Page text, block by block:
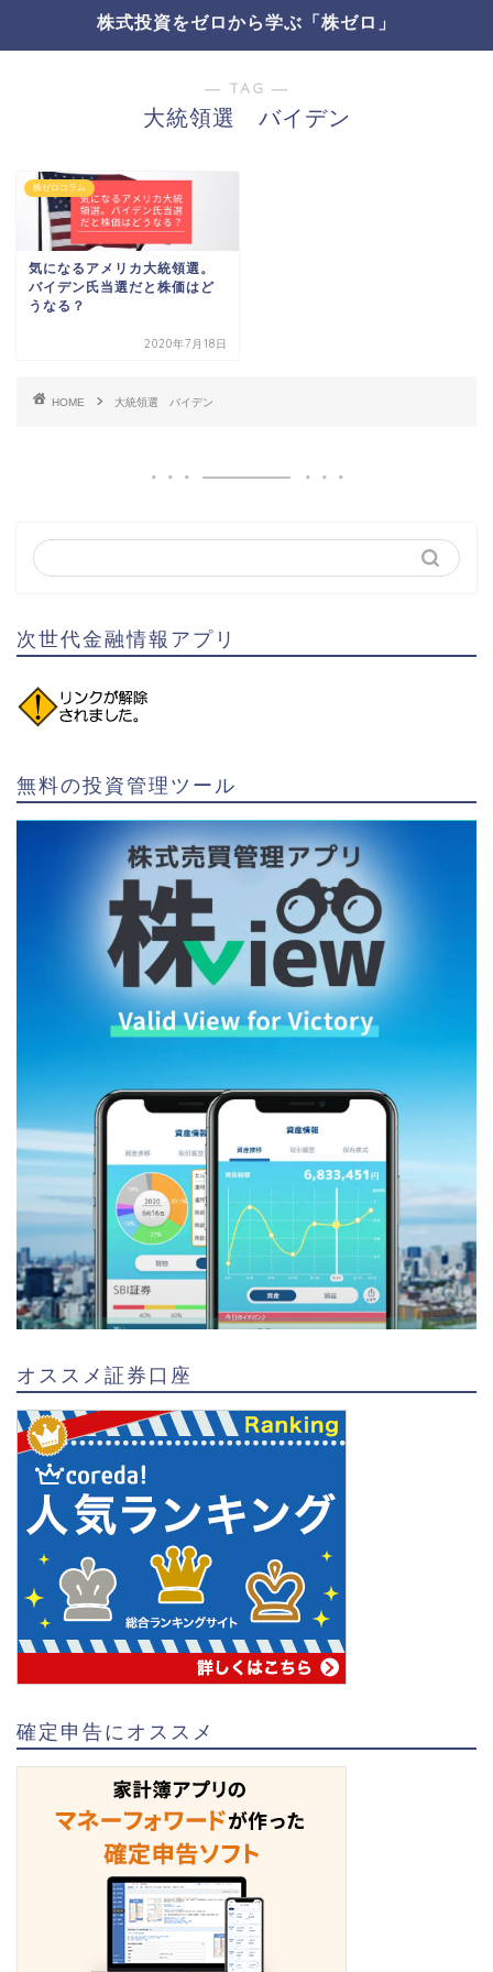
株式投資をゼロから学ぶ「株ゼロ」
― TAG ―
大統領選 バイデン
株ゼロコラム
気になるアメリカ大統領選。
バイデン氏当選だと株価はど
うなる？
2020年7月18日
HOME 大統領選 バイデン
次世代金融情報アプリ
無料の投資管理ツール
オススメ証券口座
確定申告にオススメ